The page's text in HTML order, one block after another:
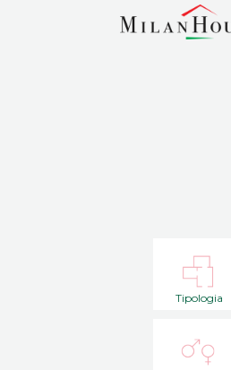
Tipologia